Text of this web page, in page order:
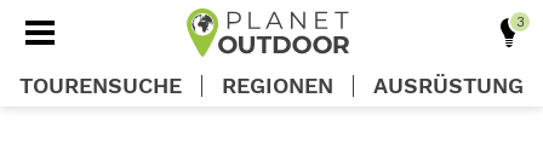
TOURENSUCHE REGIONEN AUSRÜSTUNG